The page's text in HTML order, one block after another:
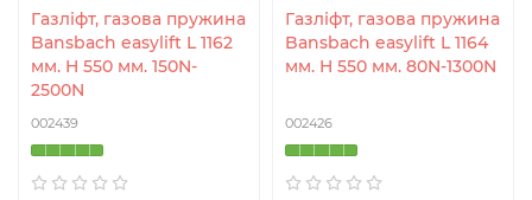
Газліфт, газова пружина
Bansbach easylift L 1162
мм. H 550 мм. 150N-
2500N
002439
Газліфт, газова пружина
Bansbach easylift L 1164
мм. H 550 мм. 80N-1300N
002426